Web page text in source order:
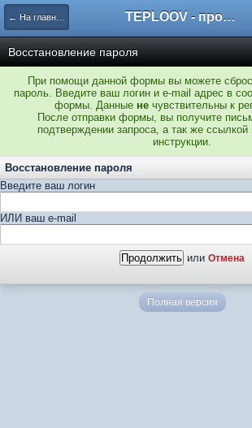
← На главную TEPLOOV - программный комплекс для расчёта систем отопления и вентиляции
Восстановление пароля
При помощи данной формы вы можете
пароль. Введите ваш логин и e-mail адрес в
формы. Данные не чувствительны к
После отправки формы, вы получите
подтверждении запроса, а так же
инструкции.
Восстановление пароля
Введите ваш логин
ИЛИ ваш e-mail
или Отмена
Полная версия